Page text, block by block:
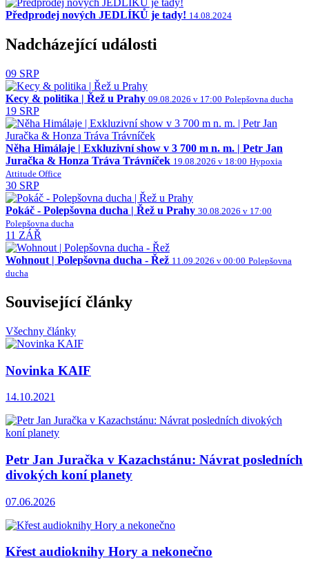
Předprodej nových JEDLÍKŮ je tady! 14.08.2024
Nadcházející události
09 SRP
Kecy & politika | Řež u Prahy 09.08.2026 v 17:00 Polepšovna ducha
19 SRP
Něha Himálaje | Exkluzivní show v 3 700 m n. m. | Petr Jan
Juračka & Honza Tráva Trávníček 19.08.2026 v 18:00 Hypoxia
Attitude Office
30 SRP
Pokáč - Polepšovna ducha | Řež u Prahy 30.08.2026 v 17:00
Polepšovna ducha
11 ZÁŘ
Wohnout | Polepšovna ducha - Řež 11.09.2026 v 00:00 Polepšovna
ducha
Související články
Všechny články
Novinka KAIF
14.10.2021
Petr Jan Juračka v Kazachstánu: Návrat posledních
divokých koní planety
07.06.2026
Křest audioknihy Hory a nekonečno